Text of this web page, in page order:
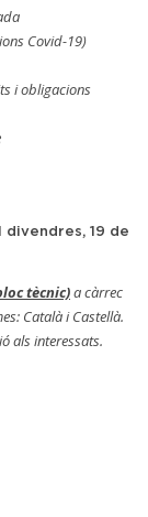
Covid-19)
i obligacions
divendres, 19 de
tècnic)a càrrec
Català i Castellà.
als interessats.